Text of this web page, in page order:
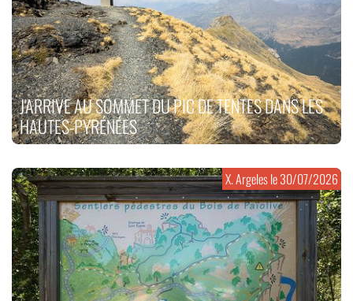
J'ARRIVE AU SOMMET DU PIC DE TENTES DANS LES
HAUTES-PYRÉNÉES
X. Argeles le30/07/2026